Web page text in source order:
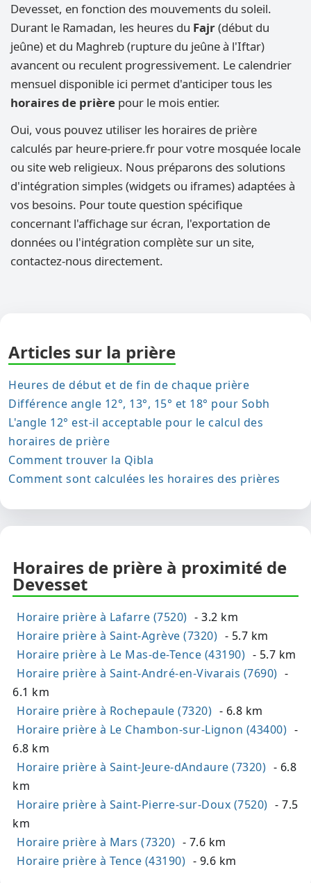
Devesset, en fonction des mouvements du soleil.
Durant le Ramadan, les heures du Fajr(début du
jeûne) et du Maghreb (rupture du jeûne à l'Iftar)
avancent ou reculent progressivement. Le calendrier
mensuel disponible ici permet d'anticiper tous les
horaires de prière pour le mois entier.
Oui, vous pouvez utiliser les horaires de prière
calculés par heure-priere.fr pour votre mosquée locale
ou site web religieux. Nous préparons des solutions
d'intégration simples (widgets ou iframes) adaptées à
vos besoins. Pour toute question spécifique
concernant l'affichage sur écran, l'exportation de
données ou l'intégration complète sur un site,
contactez-nous directement.
Articles sur la prière
Heures de début et de fin de chaque prière
Différence angle 12°, 13°, 15° et 18° pour Sobh
L'angle 12° est-il acceptable pour le calcul des
horaires de prière
Comment trouver la Qibla
Comment sont calculées les horaires des prières
Horaires de prière à proximité de
Devesset
Horaire prière à Lafarre (7520) - 3.2 km
Horaire prière à Saint-Agrève (7320) - 5.7 km
Horaire prière à Le Mas-de-Tence (43190) - 5.7 km
Horaire prière à Saint-André-en-Vivarais (7690) -
6.1 km
Horaire prière à Rochepaule (7320) - 6.8 km
Horaire prière à Le Chambon-sur-Lignon (43400) -
6.8 km
Horaire prière à Saint-Jeure-dAndaure (7320) - 6.8
km
Horaire prière à Saint-Pierre-sur-Doux (7520) - 7.5
km
Horaire prière à Mars (7320) - 7.6 km
Horaire prière à Tence (43190) - 9.6 km